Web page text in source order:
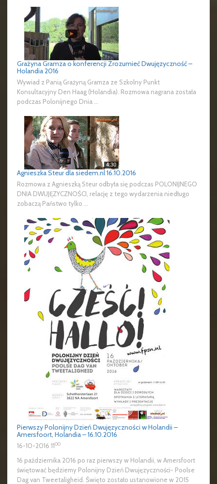
Grażyna Gramza o konferencji Zrozumieć Dwujęzyczność –
Holandia 2016
Wywiad z Panią Grażyną Gramza ze Szkolny Punkt
Konsultacyjny Den Haag (Holandia). Rozmowa nagrana została
podczas Polonijnego Dnia ...
Agnieszka Steur dla siedem.nl 16.10.2016
Rozmowa z Agnieszką Steur odbyła się podczas POLONIJNEGO
DNIA DWUJĘZYCZNOŚCI, relację z tego wydarzenia niedługo
zobaczą Państwo tylko ...
Pierwszy Polonijny Dzień Dwujęzyczności w Holandii –
Amersfoort, Holandia – 16.10.2016
16-10-2016 1100
16 października 2016 po raz pierwszy w Holandii, w Amersfoort
świętować będziemy Polonijny Dzień Dwujęzyczności- Poolse
Dag van Tweetaligheid. Święto zostało ustanowione w 2015